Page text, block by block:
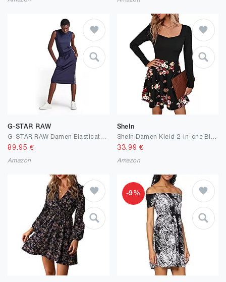
G-STAR RAW
89.95 €
Amazon
SheIn
33.99 €
Amazon
-9%